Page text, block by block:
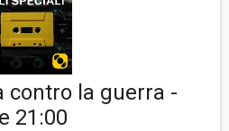
contro la guerra -
21:00